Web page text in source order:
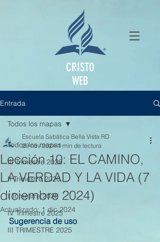
CRISTO
WEB
Entrada
Todos los mapas
III Trimestre 2026
II Trimestre 2026
I Trimestre 2026
IV Trimestre 2025
III TRIMESTRE 2025
Todos los mapas
Lección 10: EL CAMINO,
LA VERDAD Y LA VIDA (7
diciembre 2024)
Escuela Sabática Bella Vista RD
29 nov 2024 1 min de lectura
Actualizado:1 dic 2024
Sugerencia de uso